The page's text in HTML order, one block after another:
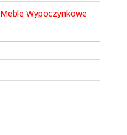
Meble Wypoczynkowe